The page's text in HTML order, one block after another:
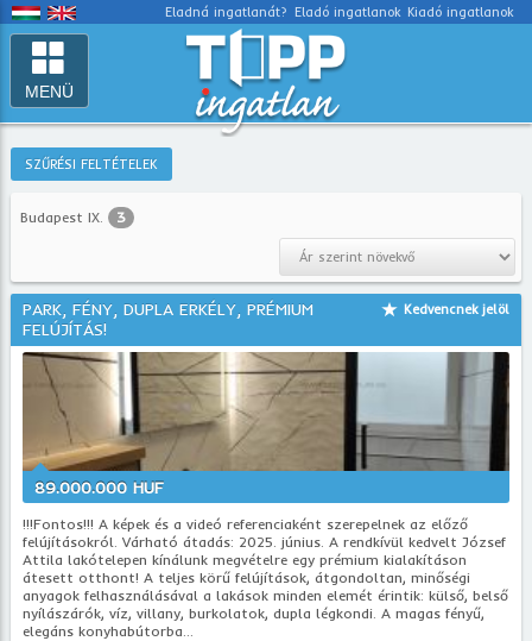
MENÜ
Eladná ingatlanát? Eladó ingatlanok Kiadó ingatlanok
SZŰRÉSI FELTÉTELEK
Budapest IX. 3
Kedvencnek jelöl
PARK, FÉNY, DUPLA ERKÉLY, PRÉMIUM
FELÚJÍTÁS!
89.000.000 HUF
!!!Fontos!!! A képek és a videó referenciaként szerepelnek az előző
felújításokról. Várható átadás: 2025. június. A rendkívül kedvelt József
Attila lakótelepen kínálunk megvételre egy prémium kialakításon
átesett otthont! A teljes körű felújítások, átgondoltan, minőségi
anyagok felhasználásával a lakások minden elemét érintik: külső, belső
nyílászárók, víz, villany, burkolatok, dupla légkondi. A magas fényű,
elegáns konyhabútorba...